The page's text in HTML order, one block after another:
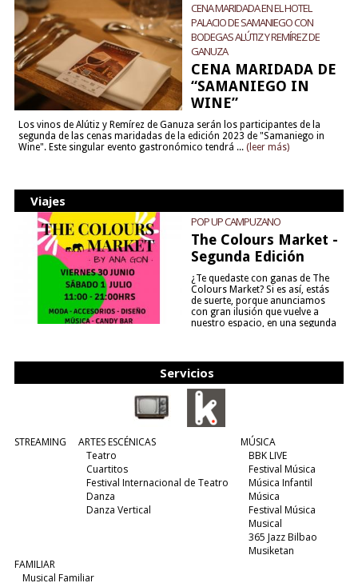
CENA MARIDADA EN EL HOTEL
PALACIO DE SAMANIEGO CON
BODEGAS ALÚTIZ Y REMÍREZ DE
GANUZA
CENA MARIDADA DE
“SAMANIEGO IN
WINE”
Los vinos de Alútiz y Remírez de Ganuza serán los participantes de la
segunda de las cenas maridadas de la edición 2023 de "Samaniego in
Wine". Este singular evento gastronómico tendrá ... (leer más)
Viajes
POP UP CAMPUZANO
The Colours Market -
Segunda Edición
¿Te quedaste con ganas de The
Colours Market? Si es así, estás
de suerte, porque anunciamos
con gran ilusión que vuelve a
nuestro espacio, en una segunda
Servicios
STREAMING
ARTES ESCÉNICAS
Teatro
Cuartitos
Festival Internacional de Teatro
Danza
Danza Vertical
MÚSICA
BBK LIVE
Festival Música
Música Infantil
Música
Festival Música
Musical
365 Jazz Bilbao
Musiketan
FAMILIAR
Musical Familiar